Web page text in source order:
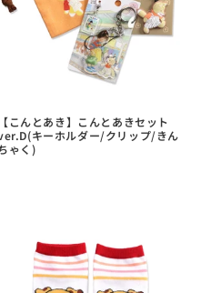
【こんとあき】こんとあきセット
キーホルダー/クリップ/きん
ゃく)